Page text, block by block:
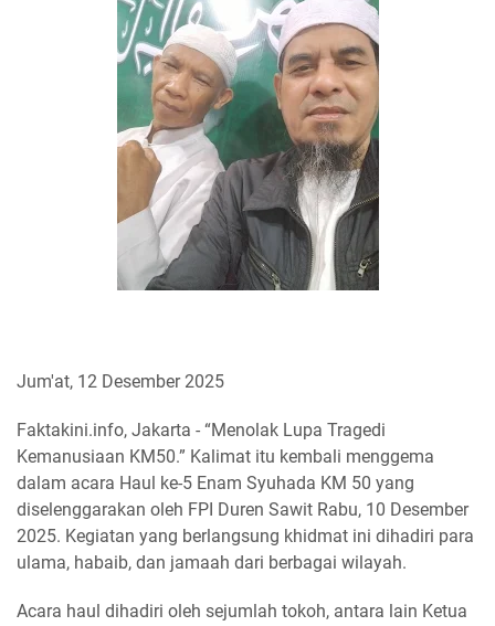
Jum'at, 12 Desember 2025
Faktakini.info, Jakarta - “Menolak Lupa Tragedi
Kemanusiaan KM50.” Kalimat itu kembali menggema
dalam acara Haul ke-5 Enam Syuhada KM 50 yang
diselenggarakan oleh FPI Duren Sawit Rabu, 10 Desember
2025. Kegiatan yang berlangsung khidmat ini dihadiri para
ulama, habaib, dan jamaah dari berbagai wilayah.
Acara haul dihadiri oleh sejumlah tokoh, antara lain Ketua